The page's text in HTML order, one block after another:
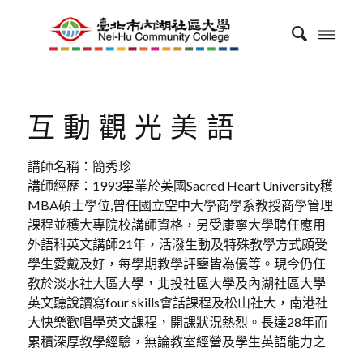
互動觀光美語
講師名稱：簡秀珍
講師經歷：1993畢業於美國Sacred Heart University穫
MBA碩士學位,曾任國立空中大學商學系教授商學管理
課程並穫大專院校講師資格，另受康寧大學聘任應用
外語科英文講師21年，活潑生動及特殊教學方式頗受
學生愛戴及好，每學期教學評鑒皆為優等。現今仍任
教於淡水社大區大學，北投社區大學及內湖社區大學
英文聽說讀寫four skills會話課程及松山社大，南港社
大快樂歡唱學英文課程，開課狀況熱烈。長達28年而
累積深厚教學經驗，無論教室經營及學生英語能力之